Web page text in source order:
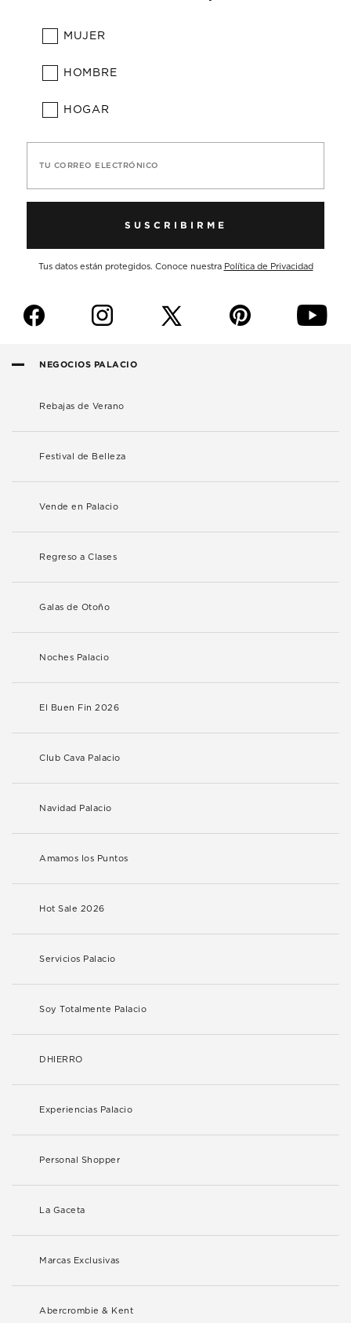
MUJER
HOMBRE
HOGAR
TU CORREO ELECTRÓNICO
SUSCRIBIRME
Tus datos están protegidos. Conoce nuestra Política de Privacidad
f i p y
NEGOCIOS PALACIO
Rebajas de Verano
Festival de Belleza
Vende en Palacio
Regreso a Clases
Galas de Otoño
Noches Palacio
El Buen Fin 2026
Club Cava Palacio
Navidad Palacio
Amamos los Puntos
Hot Sale 2026
Servicios Palacio
Soy Totalmente Palacio
DHIERRO
Experiencias Palacio
Personal Shopper
La Gaceta
Marcas Exclusivas
Abercrombie & Kent